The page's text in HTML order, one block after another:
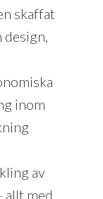
skaffat
inom
av
allt med